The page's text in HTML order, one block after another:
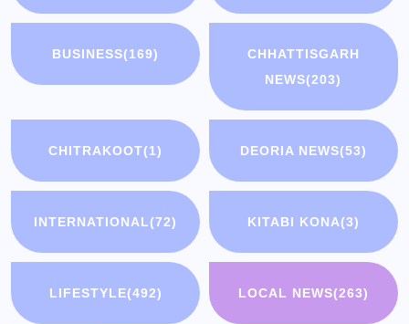
BUSINESS(169)
CHHATTISGARH
NEWS(203)
CHITRAKOOT(1) DEORIA NEWS(53)
INTERNATIONAL(72) KITABI KONA(3)
LIFESTYLE(492) LOCAL NEWS(263)